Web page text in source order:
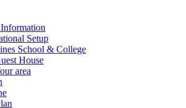
Setup
School & College
House
area